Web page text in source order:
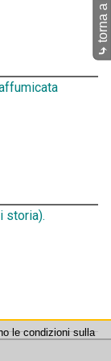
storia).
⤷
le condizioni sulla